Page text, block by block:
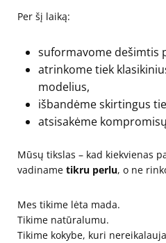
Per šį laiką:
suformavome dešimtis
atrinkome tiek
modelius,
išbandėme skirtingus
atsisakėme
Mūsų tikslas – kad kiekvienas
vadiname tikru perlu, o ne
Mes tikime lėta mada.
Tikime natūralumu.
Tikime kokybe, kuri